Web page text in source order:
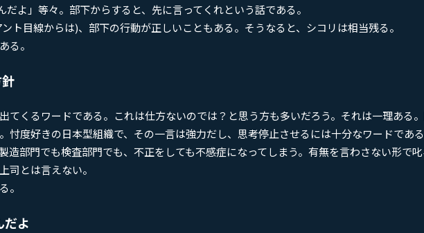
だよ」等々。部下からすると、先に言ってくれという話である。
ト目線からは)、部下の行動が正しいこともある。そうなると、シコリは相当残る。
る。
てくるワードである。これは仕方ないのでは？と思う方も多いだろう。それは一理ある
忖度好きの日本型組織で、その一言は強力だし、思考停止させるには十分なワードであ
造部門でも検査部門でも、不正をしても不感症になってしまう。有無を言わさない形で
司とは言えない。
。
よ